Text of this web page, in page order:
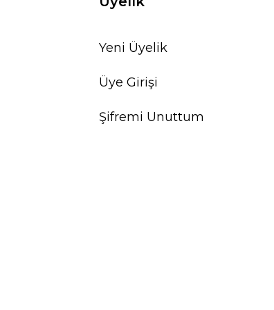
Yeni Üyelik
Üye Girişi
Şifremi Unuttum